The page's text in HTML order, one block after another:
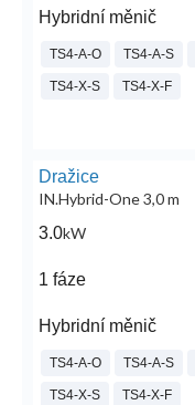
Hybridní měnič
TS4-A-O TS4-A-S
TS4-X-S TS4-X-F
Dražice
IN.Hybrid-One 3,0 m
3.0kW
1 fáze
Hybridní měnič
TS4-A-O TS4-A-S
TS4-X-S TS4-X-F